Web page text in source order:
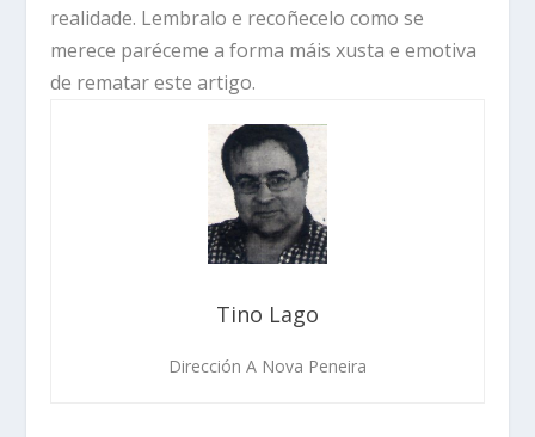
realidade. Lembralo e recoñecelo como se
merece paréceme a forma máis xusta e emotiva
de rematar este artigo.
Tino Lago
Dirección A Nova Peneira